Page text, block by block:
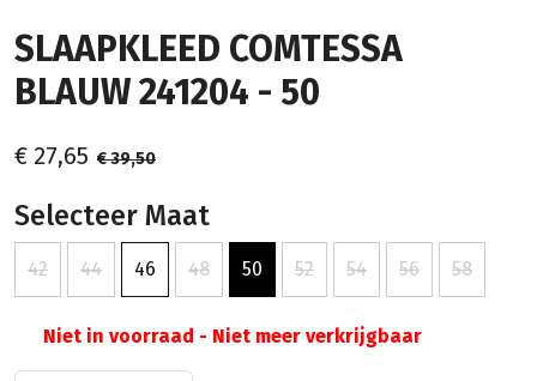
SLAAPKLEED COMTESSA
BLAUW 241204 - 50
€ 27,65 € 39,50
Selecteer Maat
42 44 46 48 50 52 54 56 58
Niet in voorraad - Niet meer verkrijgbaar